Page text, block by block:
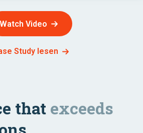
Watch Video
Study lesen
that exceeds